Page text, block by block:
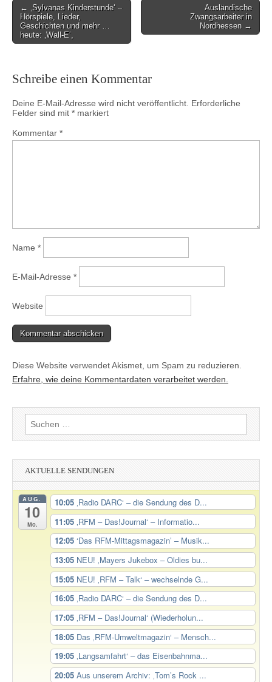
Post
navigation
← ‚Sylvanas Kinderstunde‘ –
Hörspiele, Lieder,
Geschichten und mehr …
heute: ‚Wall-E‘,
Ausländische
Zwangsarbeiter in
Nordhessen →
Schreibe einen Kommentar
Deine E-Mail-Adresse wird nicht veröffentlicht. Erforderliche
Felder sind mit * markiert
Kommentar *
Name *
E-Mail-Adresse *
Website
Diese Website verwendet Akismet, um Spam zu reduzieren.
Erfahre, wie deine Kommentardaten verarbeitet werden.
Suchen
nach:
AKTUELLE SENDUNGEN
AUG.
10
Mo.
10:05 ‚Radio DARC‘ – die Sendung des D...
11:05 ‚RFM – Das!Journal‘ – Informatio...
12:05 ‘Das RFM-Mittagsmagazin’ – Musik...
13:05 NEU! ‚Mayers Jukebox – Oldies bu...
15:05 NEU! ‚RFM – Talk‘ – wechselnde G...
16:05 ‚Radio DARC‘ – die Sendung des D...
17:05 ‚RFM – Das!Journal‘ (Wiederholun...
18:05 Das ‚RFM-Umweltmagazin‘ – Mensch...
19:05 ‚Langsamfahrt‘ – das Eisenbahnma...
20:05 Aus unserem Archiv: ‚Tom’s Rock ...